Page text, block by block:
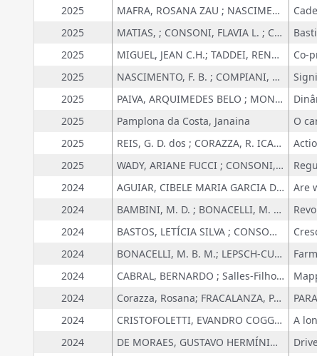
2025
MAFRA, ROSANA ZAU ; NASCIMENTO, NADJA MARIA LEPSCH DA CUNHA ; BONACELLI, MARIA BEATRIZ MACHADO ; ASSAD, ANA LÚCIA DELGADO ; PORTO, JORGE IVAN REBELO ; ANDRADE, GABRIELA RAMOS
2025
MATIAS, ; CONSONI, FLAVIA L. ; CONSONI, F. L. ; ARAUJO, M. V. P. ; ALBUQUERQUE, C. C.
2025
MIGUEL, JEAN C.H.; TADDEI, RENZO R. ; MOSCATI, MARLEY C.L. ; COELHO, CAIO A.S. ; CAVALCANTI, IRACEMA F.A. ; REZENDE, LUIZ F. ; VON RANDOW, CELSO
2025
NASCIMENTO, F. B. ; COMPIANI, Maurício.
2025
PAIVA, ARQUIMEDES BELO ; MONTEIRO, Marko Synésio Alves
2025
Pamplona da Costa, Janaina
2025
REIS, G. D. dos ; CORAZZA, R. ICASSATTI
2025
WADY, ARIANE FUCCI ; CONSONI, Flávia Luciane
2024
AGUIAR, CIBELE MARIA GARCIA DE ; SALLES FILHO, SERGIO LUIZ MONTEIRO ; PEREIRA, SÉRGIO PARREIRAS ; COLUGNATI, FERNANDO ANTONIO BASILE
2024
BAMBINI, M. D. ; BONACELLI, M. B. M.
2024
BASTOS, LETÍCIA SILVA ; CONSONI, Flávia Luciane ; MESQUITA, FERNANDO CAMPOS
2024
BONACELLI, M. B. M.; LEPSCH-CUNHA, NADJA ; MAFRA, R. ; CUBIDES, N. Z. ; SPALLETTA, B. ; COSTA, R.
2024
CABRAL, BERNARDO ; Salles-Filho, Sergio
2024
Corazza, Rosana; FRACALANZA, PAULO SÉRGIO ; REIS MARIA, MARIANA
2024
CRISTOFOLETTI, EVANDRO COGGO ; Salles-Filho, Sergio ; JUK, YOHANNA ; CABRAL, BERNARDO ; PINTO, KAREN ESTEVES FERNANDES ; HOLLANDA, SANDRA ; GRAZIANI, CARLOS ; PEREIRA, CÉSAR ANTONIO
2024
DE MORAES, GUSTAVO HERMÍNIO SALATI MARCONDES ; FISCHER, BRUNO BRANDÃO ; Salles-Filho, Sergio ; VONORTAS, NICHOLAS